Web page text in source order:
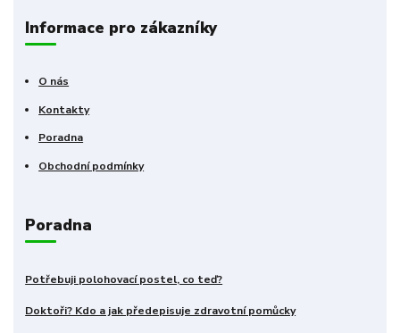
Informace pro zákazníky
O nás
Kontakty
Poradna
Obchodní podmínky
Poradna
Potřebuji polohovací postel, co teď?
Doktoři? Kdo a jak předepisuje zdravotní pomůcky